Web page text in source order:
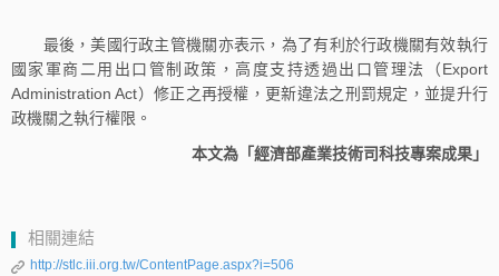
最後，美國行政主管機關亦表示，為了有利於行政機關有效執行
國家軍商二用出口管制政策，高度支持透過出口管理法（Export
Administration Act）修正之再授權，更新違法之刑罰規定，並提升行
政機關之執行權限。
本文為「經濟部產業技術司科技專案成果」
相關連結
http://stlc.iii.org.tw/ContentPage.aspx?i=506